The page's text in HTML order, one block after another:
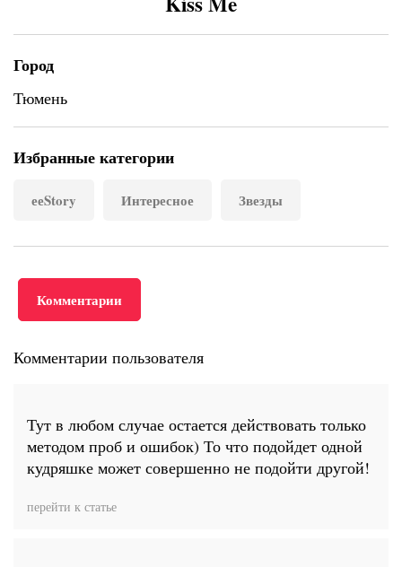
Город
Тюмень
Избранные категории
ееStory Интересное Звезды
Комментарии
Комментарии пользователя
Тут в любом случае остается действовать только
методом проб и ошибок) То что подойдет одной
кудряшке может совершенно не подойти другой!
перейти к статье